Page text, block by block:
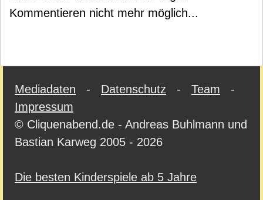
Kommentieren nicht mehr möglich...
Mediadaten - Datenschutz - Team -
Impressum
© Cliquenabend.de - Andreas Buhlmann und
Bastian Karweg 2005 - 2026
Die besten Kinderspiele ab 5 Jahre